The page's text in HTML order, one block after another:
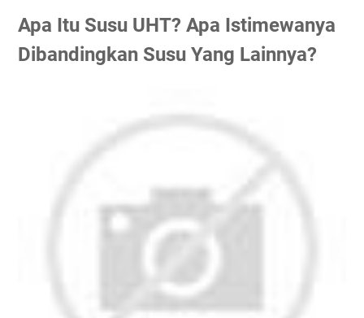
Apa Itu Susu UHT? Apa Istimewanya
Dibandingkan Susu Yang Lainnya?